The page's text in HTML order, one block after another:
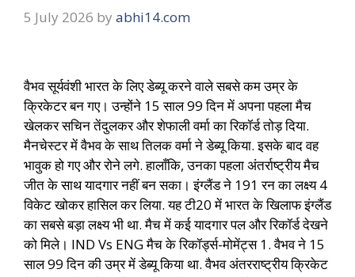
5 July 2026 by abhi14.com
वैभव सूर्यवंशी भारत के लिए डेब्यू करने वाले सबसे कम उम्र के
क्रिकेटर बन गए। उन्होंने 15 साल 99 दिन में अपना पहला मैच
खेलकर सचिन तेंदुलकर और शेफाली वर्मा का रिकॉर्ड तोड़ दिया.
मैनचेस्टर में वैभव के साथ तिलक वर्मा ने डेब्यू किया. इसके बाद वह
भावुक हो गए और रोने लगे. हालाँकि, उनका पहला अंतर्राष्ट्रीय मैच
जीत के साथ यादगार नहीं बन सका। इंग्लैंड ने 191 रन का लक्ष्य 4
विकेट खोकर हासिल कर लिया. यह टी20 में भारत के खिलाफ इंग्लैंड
का सबसे बड़ा लक्ष्य भी था. मैच में कई यादगार पल और रिकॉर्ड देखने
को मिले। IND Vs ENG मैच के रिकॉर्ड्स-मोमेंट्स 1. वैभव ने 15
साल 99 दिन की उम्र में डेब्यू किया था. वैभव अंतरराष्ट्रीय क्रिकेट